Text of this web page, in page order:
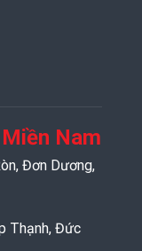
Nam
Đơn Dương,
Thạnh, Đức